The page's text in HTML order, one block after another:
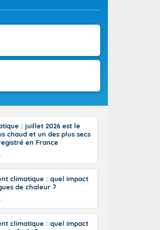
: juillet 2026 est le
chaud et un des plus secs
en France
climatique : quel impact
de chaleur ?
climatique : quel impact